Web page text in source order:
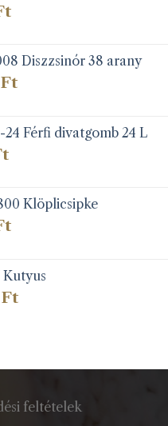
Diszzsinór 38 arany
Ft
24 Férfi divatgomb 24 L
Klöplicsipke
Kutyus
Ft
feltételek